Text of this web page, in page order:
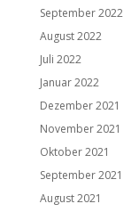
September 2022
August 2022
Juli 2022
Januar 2022
Dezember 2021
November 2021
Oktober 2021
September 2021
August 2021